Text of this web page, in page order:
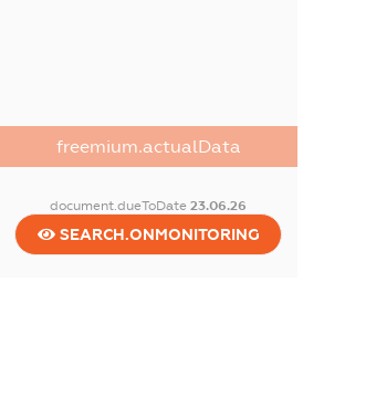
freemium.actualData
document.dueToDate23.06.26
SEARCH.ONMONITORING